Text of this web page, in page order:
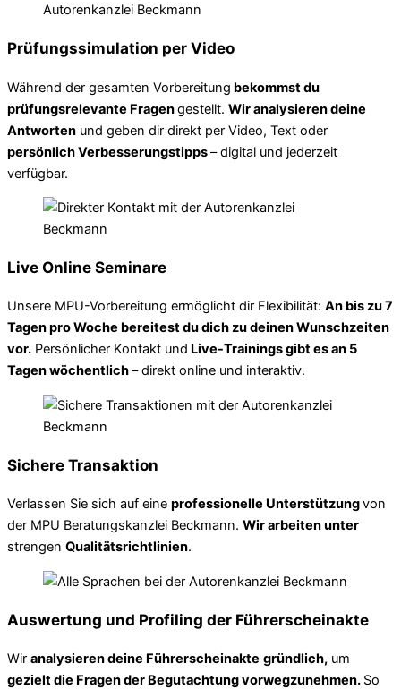
Prüfungssimulation per Video
Während der gesamten Vorbereitung bekommst du
prüfungsrelevante Fragengestellt. Wir analysieren deine
Antworten und geben dir direkt per Video, Text oder
persönlich Verbesserungstipps– digital und jederzeit
verfügbar.
Live Online Seminare
Unsere MPU-Vorbereitung ermöglicht dir Flexibilität: An bis zu 7
Tagen pro Woche bereitest du dich zu deinen Wunschzeiten
vor. Persönlicher Kontakt und Live-Trainings gibt es an 5
Tagen wöchentlich– direkt online und interaktiv.
Sichere Transaktion
Verlassen Sie sich auf eine professionelle Unterstützungvon
der MPU Beratungskanzlei Beckmann. Wir arbeiten unter
strengen Qualitätsrichtlinien.
Auswertung und Profiling der Führerscheinakte
Wir analysieren deine Führerscheinakte gründlich, um
gezielt die Fragen der Begutachtung vorwegzunehmen. So